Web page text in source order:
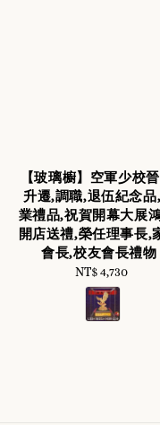
【玻璃櫥】空軍少校
升遷,調職,退伍紀念品
業禮品,祝賀開幕大展
開店送禮,榮任理事長,
會長,校友會長禮物
Regular
price
NT$ 4,730